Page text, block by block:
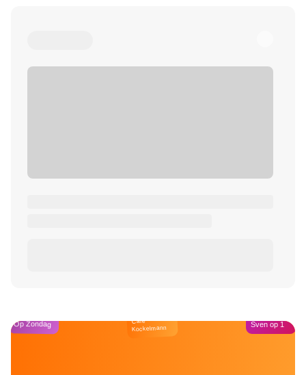
Op Zondag Café
Kockelmann Sven op 1